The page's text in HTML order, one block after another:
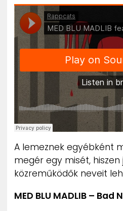
A lemeznek egyébként
megér egy misét,
közreműködők neveit
MED BLU MADLIB – Bad